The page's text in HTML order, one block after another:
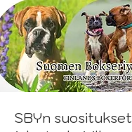
SBYn suositukset